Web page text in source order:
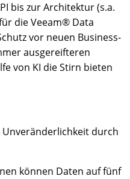
bis zur Architektur (s.a.
die Veeam® Data
vor neuen Business-
ausgereifteren
von KI die Stirn bieten
Unveränderlichkeit durch
können Daten auf fünf